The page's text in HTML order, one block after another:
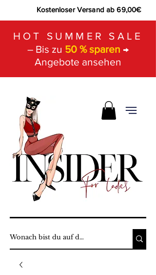
Kostenloser Versand ab 69,00€
HOT SUMMER SALE
– Bis zu 50 % sparen →
Angebote ansehen